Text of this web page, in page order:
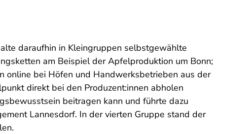
daraufhin in Kleingruppen selbstgewählte
am Beispiel der Apfelproduktion um Bonn;
online bei Höfen und Handwerksbetrieben aus der
direkt bei den Produzent:innen abholen
beitragen kann und führte dazu
Lannesdorf. In der vierten Gruppe stand der